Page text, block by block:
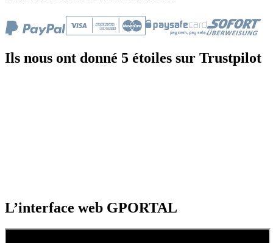
Ils nous ont donné 5 étoiles sur Trustpilot
L’interface web GPORTAL